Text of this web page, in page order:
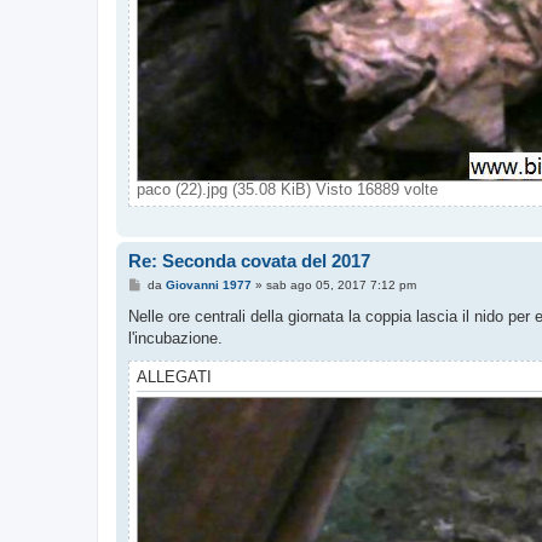
paco (22).jpg (35.08 KiB) Visto 16889 volte
Re: Seconda covata del 2017
M
s
a
g
o
da Giovanni 1977» sab ago 05, 2017 7:12 pm
Nelle ore centrali della giornata la coppia lascia il nido
l'incubazione.
ALLEGATI